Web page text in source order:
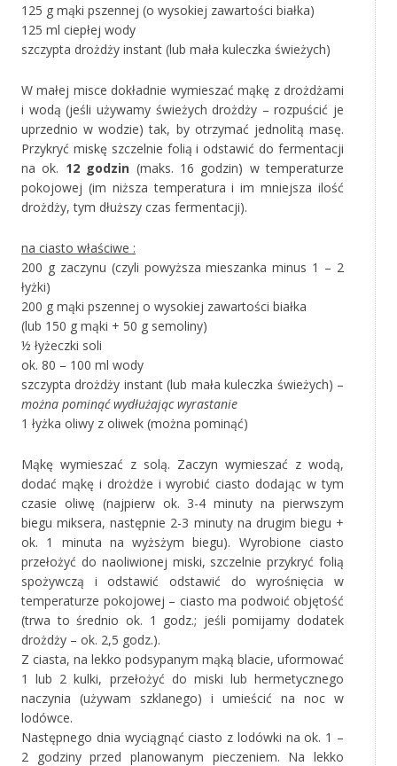
125 g mąki pszennej (o wysokiej zawartości białka)
125 ml ciepłej wody
szczypta drożdży instant (lub mała kuleczka świeżych)
W małej misce dokładnie wymieszać mąkę z drożdżami
i wodą (jeśli używamy świeżych drożdży – rozpuścić je
uprzednio w wodzie) tak, by otrzymać jednolitą masę.
Przykryć miskę szczelnie folią i odstawić do fermentacji
na ok. 12 godzin (maks. 16 godzin) w temperaturze
pokojowej (im niższa temperatura i im mniejsza ilość
drożdży, tym dłuższy czas fermentacji).
na ciasto właściwe :
200 g zaczynu (czyli powyższa mieszanka minus 1 – 2
łyżki)
200 g mąki pszennej o wysokiej zawartości białka
(lub 150 g mąki + 50 g semoliny)
½ łyżeczki soli
ok. 80 – 100 ml wody
szczypta drożdży instant (lub mała kuleczka świeżych) –
można pominąć wydłużając wyrastanie
1 łyżka oliwy z oliwek (można pominąć)
Mąkę wymieszać z solą. Zaczyn wymieszać z wodą,
dodać mąkę i drożdże i wyrobić ciasto dodając w tym
czasie oliwę (najpierw ok. 3-4 minuty na pierwszym
biegu miksera, następnie 2-3 minuty na drugim biegu +
ok. 1 minuta na wyżsżym biegu). Wyrobione ciasto
przełożyć do naoliwionej miski, szczelnie przykryć folią
spożywczą i odstawić odstawić do wyrośnięcia w
temperaturze pokojowej – ciasto ma podwoić objętość
(trwa to średnio ok. 1 godz.; jeśli pomijamy dodatek
drożdży – ok. 2,5 godz.).
Z ciasta, na lekko podsypanym mąką blacie, uformować
1 lub 2 kulki, przełożyć do miski lub hermetycznego
naczynia (używam szklanego) i umieścić na noc w
lodówce.
Następnego dnia wyciągnąć ciasto z lodówki na ok. 1 –
2 godziny przed planowanym pieczeniem. Na lekko